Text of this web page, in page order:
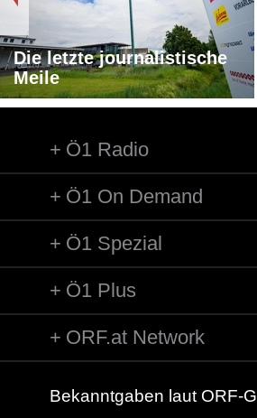
Die letzte journalistische
Meile
Ö1 Radio
Ö1 On Demand
Ö1 Spezial
Ö1 Plus
ORF.at Network
Bekanntgaben laut ORF-G